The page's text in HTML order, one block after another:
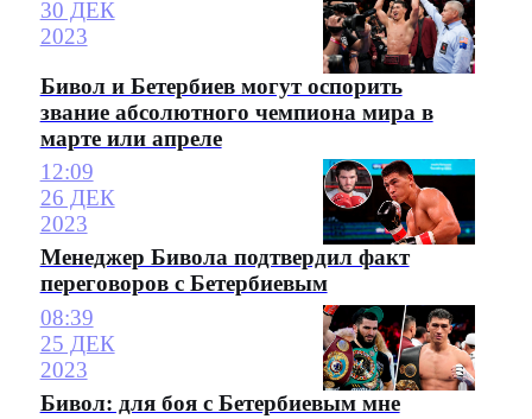
30 ДЕК
2023
Бивол и Бетербиев могут оспорить
звание абсолютного чемпиона мира в
марте или апреле
12:09
26 ДЕК
2023
Менеджер Бивола подтвердил факт
переговоров с Бетербиевым
08:39
25 ДЕК
2023
Бивол: для боя с Бетербиевым мне